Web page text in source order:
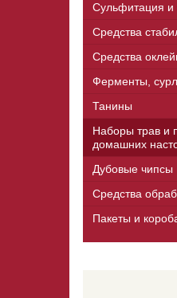
Сульфитация и
Средства
Средства
Ферменты,
Танины
Наборы трав и
домашних
Дубовые чипсы
Средства
Пакеты и